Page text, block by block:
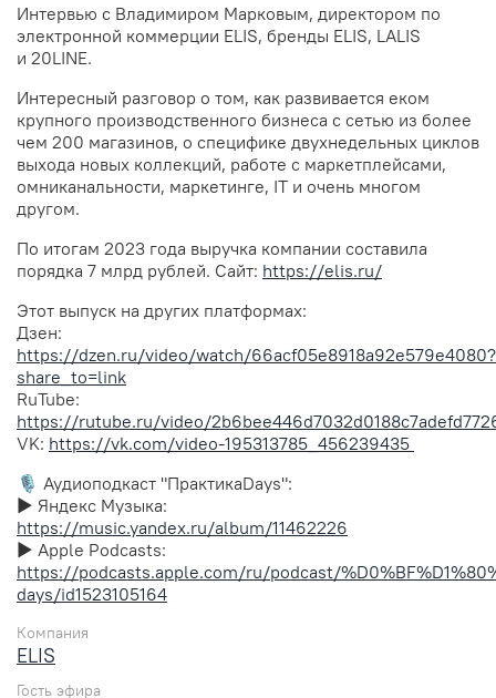
Интервью с Владимиром Марковым, директором по
электронной коммерции ELIS, бренды ELIS, LALIS
и 20LINE.
Интересный разговор о том, как развивается еком
крупного производственного бизнеса с сетью из более
чем 200 магазинов, о специфике двухнедельных циклов
выхода новых коллекций, работе с маркетплейсами,
омниканальности, маркетинге, IT и очень многом
другом.
По итогам 2023 года выручка компании составила
порядка 7 млрд рублей. Сайт: https://elis.ru/
Этот выпуск на других платформах:
Дзен:
https://dzen.ru/video/watch/66acf05e8918a92e579e4080?
share_to=link
RuTube:
https://rutube.ru/video/
VK: https://vk.com/video-195313785_456239435
🎙️ Аудиоподкаст "ПрактикаDays":
▶︎ Яндекс Музыка:
https://music.yandex.ru/album/11462226
▶︎ Apple Podcasts:
https://podcasts.apple.com/ru/podcast/
days/id1523105164
Компания
ELIS
Гость эфира